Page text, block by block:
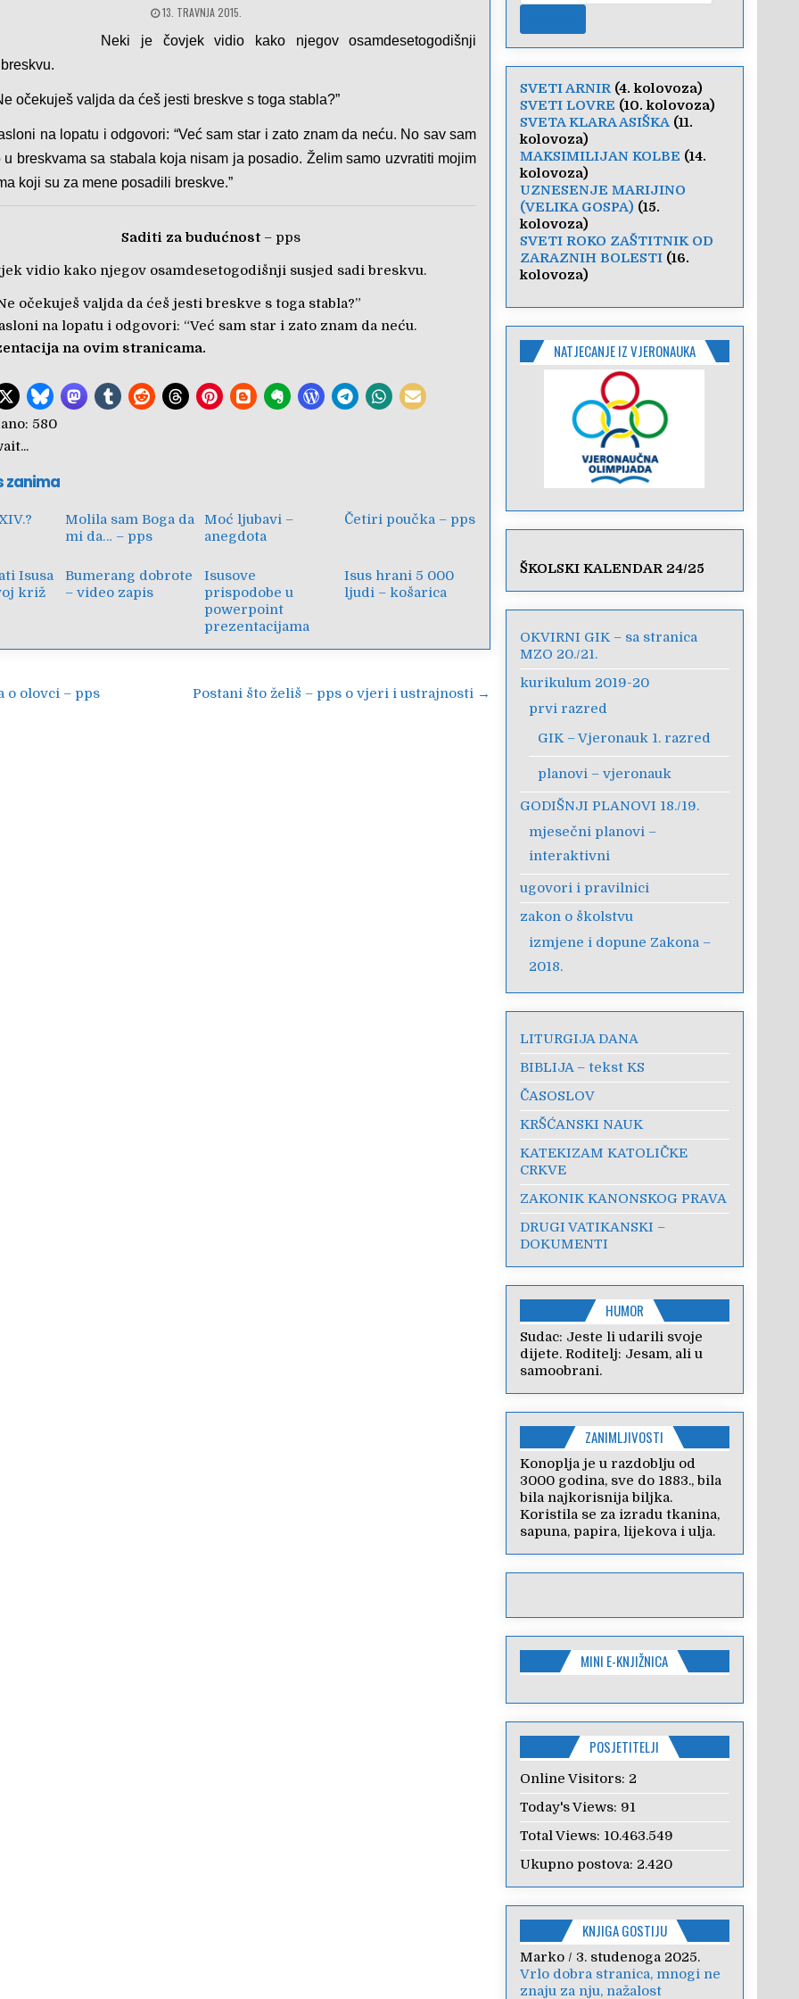
13. TRAVNJA 2015.
Neki je čovjek vidio kako njegov osamdesetogodišnji
očekuješ valjda da ćeš jesti breskve s toga stabla?”
na lopatu i odgovori: “Već sam star i zato znam da neću. No sav sam
u breskvama sa stabala koja nisam ja posadio. Želim samo uzvratiti mojim
koji su za mene posadili breskve.”
Saditi za budućnost – pps
vidio kako njegov osamdesetogodišnji susjed sadi breskvu.
očekuješ valjda da ćeš jesti breskve s toga stabla?”
na lopatu i odgovori: “Već sam star i zato znam da neću.
na ovim stranicama.
580
zanima
Molila sam Boga da
mi da… – pps
Moć ljubavi –
anegdota
Četiri poučka – pps
Isusa
križ
Bumerang dobrote
– video zapis
Isusove
prispodobe u
powerpoint
prezentacijama
Isus hrani 5 000
ljudi – košarica
o olovci – pps Postani što želiš – pps o vjeri i ustrajnosti →
SVETI ARNIR(4. kolovoza)
SVETI LOVRE (10. kolovoza)
SVETA KLARA ASIŠKA(11.
kolovoza)
MAKSIMILIJAN KOLBE (14.
kolovoza)
UZNESENJE MARIJINO
(VELIKA GOSPA) (15.
kolovoza)
SVETI ROKO ZAŠTITNIK OD
ZARAZNIH BOLESTI(16.
kolovoza)
NATJECANJE IZ VJERONAUKA
ŠKOLSKI KALENDAR 24/25
OKVIRNI GIK – sa stranica
MZO 20./21.
kurikulum 2019-20
prvi razred
GIK – Vjeronauk 1. razred
planovi – vjeronauk
GODIŠNJI PLANOVI 18./19.
mjesečni planovi –
interaktivni
ugovori i pravilnici
zakon o školstvu
izmjene i dopune Zakona –
2018.
LITURGIJA DANA
BIBLIJA – tekst KS
ČASOSLOV
KRŠĆANSKI NAUK
KATEKIZAM KATOLIČKE
CRKVE
ZAKONIK KANONSKOG PRAVA
DRUGI VATIKANSKI –
DOKUMENTI
HUMOR
Sudac: Jeste li udarili svoje
dijete. Roditelj: Jesam, ali u
samoobrani.
ZANIMLJIVOSTI
Konoplja je u razdoblju od
3000 godina, sve do 1883., bila
bila najkorisnija biljka.
Koristila se za izradu tkanina,
sapuna, papira, lijekova i ulja.
MINI E-KNJIŽNICA
POSJETITELJI
Online Visitors: 2
Today's Views: 91
Total Views: 10.463.549
Ukupno postova: 2.420
KNJIGA GOSTIJU
Marko/ 3. studenoga 2025.
Vrlo dobra stranica, mnogi ne
znaju za nju, nažalost
Anica/ 7. veljače 2024.
Poštovanje, draga kolegice!
Hvala Vam na nesebičnom